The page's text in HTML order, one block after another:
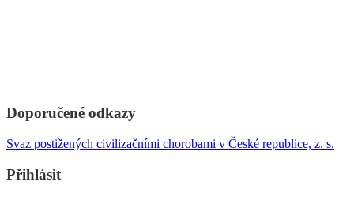
Doporučené odkazy
Svaz postižených civilizačními chorobami v České republice, z. s.
Přihlásit